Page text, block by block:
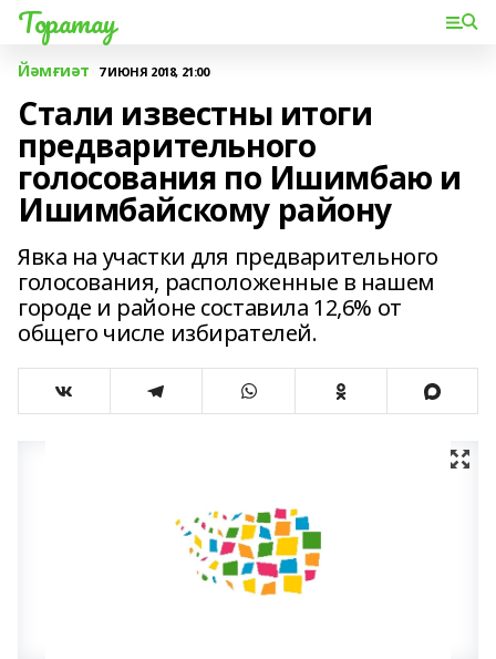
Торатау
Йәмғиәт 7 ИЮНЯ 2018, 21:00
Стали известны итоги
предварительного
голосования по Ишимбаю и
Ишимбайскому району
Явка на участки для предварительного
голосования, расположенные в нашем
городе и районе составила 12,6% от
общего числе избирателей.